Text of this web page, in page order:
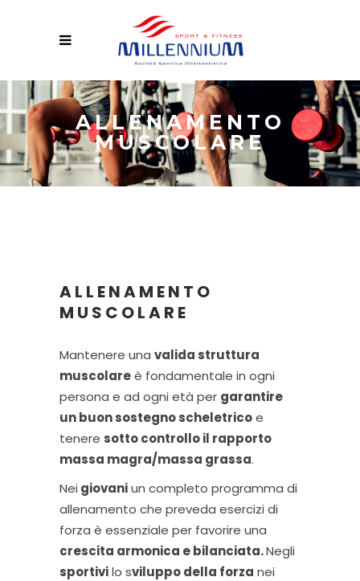
ALLENAMENTO
MUSCOLARE
ALLENAMENTO
MUSCOLARE
Mantenere una valida struttura
muscolareè fondamentale in ogni
persona e ad ogni età per garantire
un buon sostegno scheletricoe
tenere sotto controllo il rapporto
massa magra/massa grassa.
Nei giovaniun completo programma di
allenamento che preveda esercizi di
forza è essenziale per favorire una
crescita armonica e bilanciata.Negli
sportivilo sviluppo della forza nei